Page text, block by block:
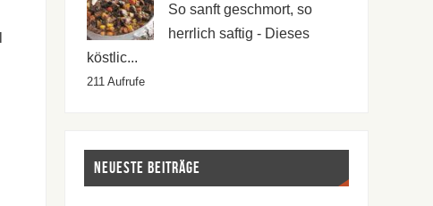
So sanft geschmort, so
herrlich saftig - Dieses
köstlic...
211 Aufrufe
Neueste Beiträge